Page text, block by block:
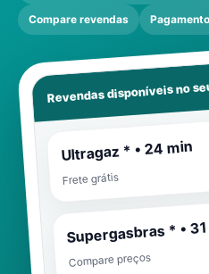
Compare revendas
Revendas disponíveis no
Ultragaz * • 24 min
Frete grátis
Supergasbras * •
Compare preços